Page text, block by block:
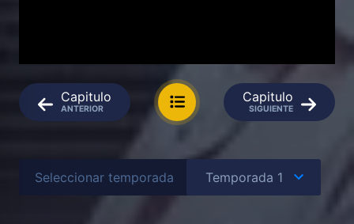
Capitulo
ANTERIOR
Capitulo
SIGUIENTE
Seleccionar temporada